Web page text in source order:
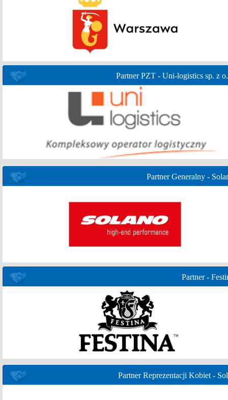
Partner PZT - Uni-logistics sp. z
Partner Generalny -
Partner -
Partner Reprezentacji Kobiet -